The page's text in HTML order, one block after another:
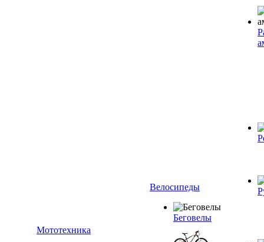
Мототехника
Велосипеды
Беговелы